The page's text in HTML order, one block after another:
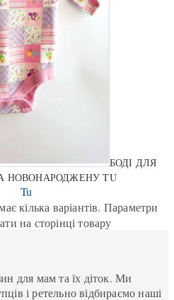
БОДІ ДЛЯ
НОВОНАРОДЖЕНУ TU
Tu
кілька варіантів. Параметри
на сторінці товару
для мам та їх діток. Ми
і ретельно відбираємо наші